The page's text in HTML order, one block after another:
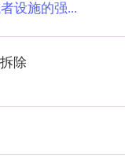
设施的强...
除